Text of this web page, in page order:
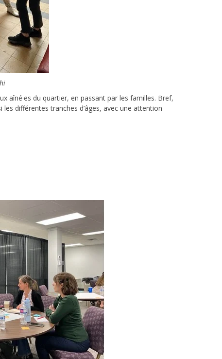
aîné·es du quartier, en passant par les familles. Bref,
différentes tranches d’âges, avec une attention